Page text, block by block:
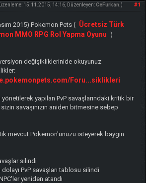
#1
15.11.2015, 14:16, Düzenleyen: CeFurkan .)
2015) Pokemon Pets ( Ücretsiz Türk
MMO RPG Rol Yapma Oyunu )
değişikliklerinide okuyunuz
Foru...siklikleri
yapılan PvP savaşlarındaki kritik bir
savaşınızın aniden bitmesine sebep
mevcut Pokemon'unuzu isteyerek baygın
silindi
PvP savaşları tablosu silindi
yeniden atandı